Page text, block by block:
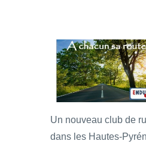
Un nouveau club de
dans les Hautes-